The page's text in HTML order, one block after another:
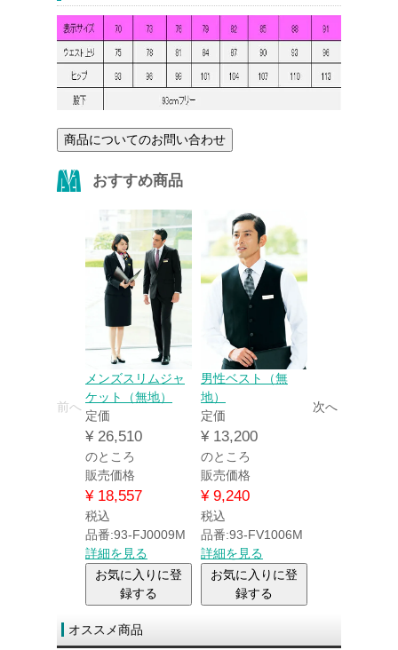
商品についてのお問い合わせ
おすすめ商品
前へ
メンズスリムジャ
ケット（無地）
定価
¥ 26,510
のところ
販売価格
¥ 18,557
税込
品番:93-FJ0009M
詳細を見る
お気に入りに登
録する
男性ベスト（無
地）
定価
¥ 13,200
のところ
販売価格
¥ 9,240
税込
品番:93-FV1006M
詳細を見る
お気に入りに登
録する
定価
次へ
オススメ商品